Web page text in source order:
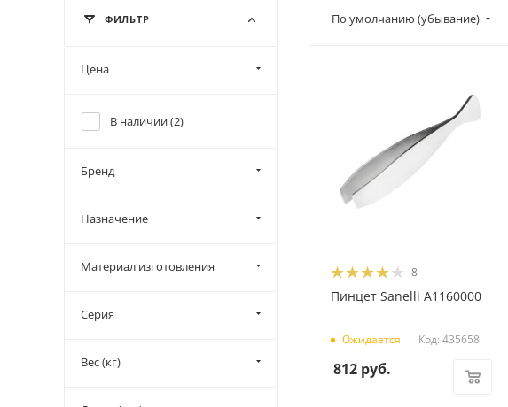
По умолчанию (убывание)
8
Пинцет Sanelli A1160000
Ожидается Код: 435658
812 руб.
ФИЛЬТР
Цена
В наличии (2)
Бренд
Назначение
Материал изготовления
Серия
Вес (кг)